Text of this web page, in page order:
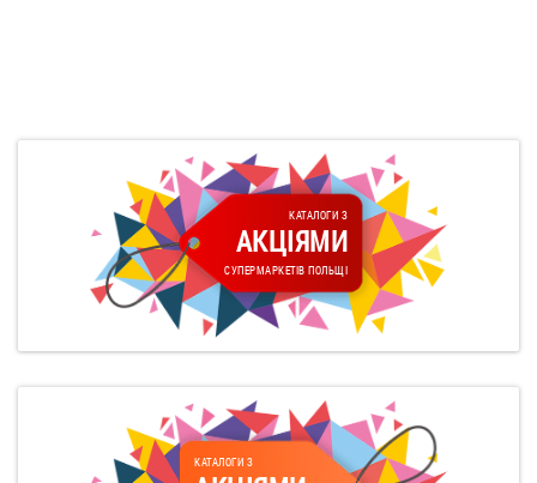
КАТАЛОГИ З
АКЦІЯМИ
СУПЕРМАРКЕТІВ ПОЛЬЩІ
КАТАЛОГИ З